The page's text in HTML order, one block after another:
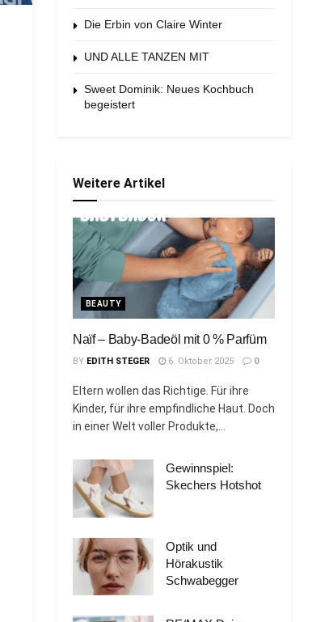
Die Erbin von Claire Winter
UND ALLE TANZEN MIT
Sweet Dominik: Neues Kochbuch
begeistert
Weitere Artikel
BEAUTY
Naïf – Baby-Badeöl mit 0 % Parfüm
BY EDITH STEGER 6. Oktober 2025 0
Eltern wollen das Richtige. Für ihre
Kinder, für ihre empfindliche Haut. Doch
in einer Welt voller Produkte,...
Gewinnspiel:
Skechers Hotshot
Optik und
Hörakustik
Schwabegger